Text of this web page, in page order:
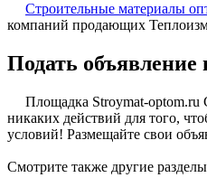
Строительные материалы
компаний продающих
Подать
Площадка Stroymat-optom.ru
никаких действий для того,
условий! Размещайте свои
Смотрите также другие